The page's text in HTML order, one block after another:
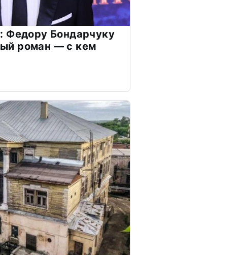
Федору Бондарчуку
роман — с кем